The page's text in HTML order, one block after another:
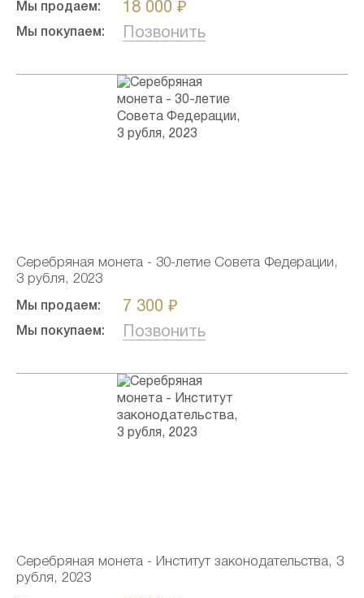
Мы продаем: 18 000 ₽
Мы покупаем: Позвонить
Серебряная монета - 30-летие Совета Федерации,
3 рубля, 2023
Мы продаем: 7 300 ₽
Мы покупаем: Позвонить
Серебряная монета - Институт законодательства, 3
рубля, 2023